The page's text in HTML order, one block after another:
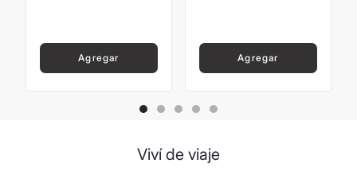
Agregar Agregar
Viví de viaje